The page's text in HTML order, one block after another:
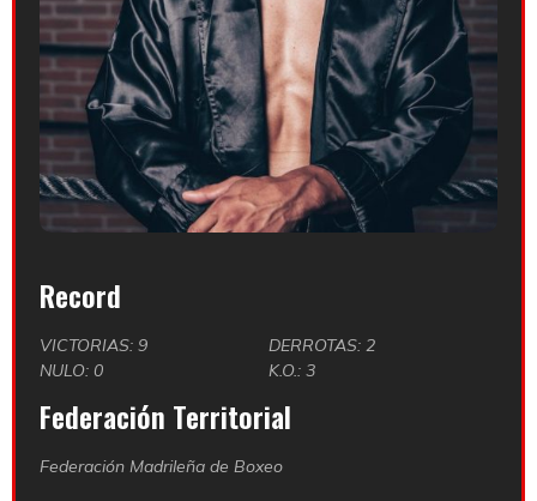
Record
VICTORIAS: 9
DERROTAS: 2
NULO: 0
K.O.: 3
Federación Territorial
Federación Madrileña de Boxeo